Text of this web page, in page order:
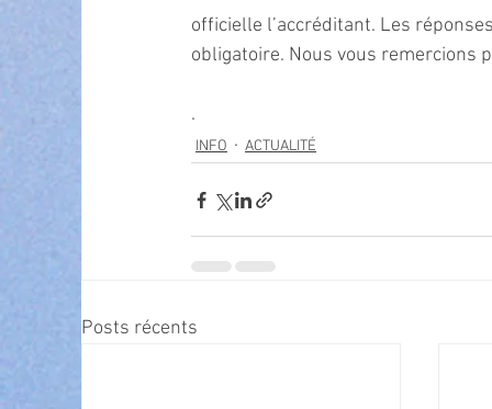
officielle l’accréditant. Les
obligatoire. Nous vous remercions
.
INFO ACTUALITÉ
Posts récents